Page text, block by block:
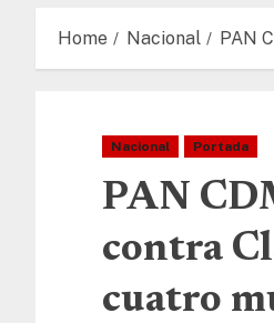
Home Nacional PAN
Nacional Portada
PAN
contra
cuatro